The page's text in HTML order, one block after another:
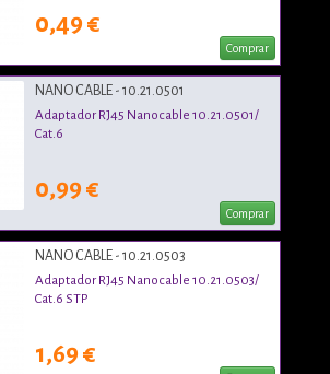
0,49 €
Comprar
NANO CABLE - 10.21.0501
Adaptador RJ45 Nanocable 10.21.0501/
Cat.6
0,99 €
Comprar
NANO CABLE - 10.21.0503
Adaptador RJ45 Nanocable 10.21.0503/
Cat.6 STP
1,69 €